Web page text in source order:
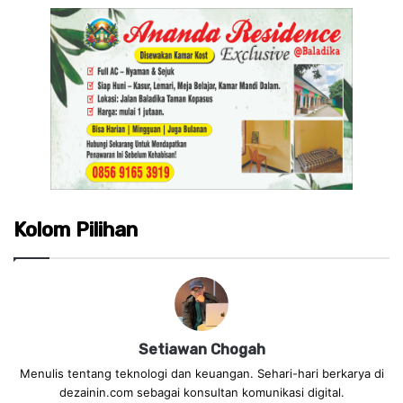
Kolom Pilihan
Setiawan Chogah
Menulis tentang teknologi dan keuangan. Sehari-hari berkarya di
dezainin.com sebagai konsultan komunikasi digital.